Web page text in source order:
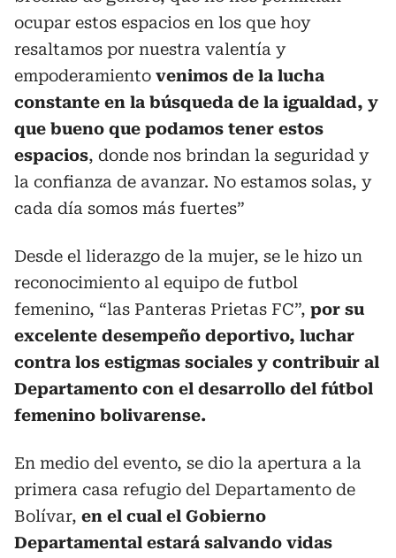
ocupar estos espacios en los que hoy
resaltamos por nuestra valentía y
empoderamiento venimos de la lucha
constante en la búsqueda de la igualdad, y
que bueno que podamos tener estos
espacios, donde nos brindan la seguridad y
la confianza de avanzar. No estamos solas, y
cada día somos más fuertes”
Desde el liderazgo de la mujer, se le hizo un
reconocimiento al equipo de futbol
femenino, “las Panteras Prietas FC”, por su
excelente desempeño deportivo, luchar
contra los estigmas sociales y contribuir al
Departamento con el desarrollo del fútbol
femenino bolivarense.
En medio del evento, se dio la apertura a la
primera casa refugio del Departamento de
Bolívar, en el cual el Gobierno
Departamental estará salvando vidas